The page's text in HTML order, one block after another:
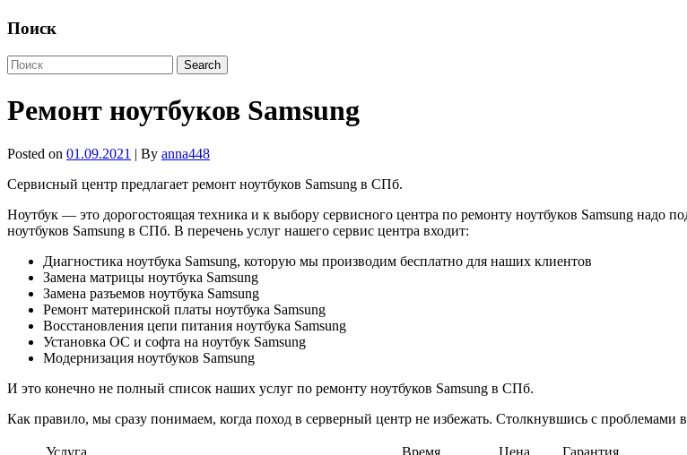
Поиск
Ремонт ноутбуков Samsung
Posted on 01.09.2021 | By anna448
Сервисный центр предлагает ремонт ноутбуков Samsung в СПб.
Ноутбук — это дорогостоящая техника и к выбору сервисного центра по ремонту ноутбуков Samsung надо
ноутбуков Samsung в СПб. В перечень услуг нашего сервис центра входит:
Диагностика ноутбука Samsung, которую мы производим бесплатно для наших клиентов
Замена матрицы ноутбука Samsung
Замена разъемов ноутбука Samsung
Ремонт материнской платы ноутбука Samsung
Восстановления цепи питания ноутбука Samsung
Установка ОС и софта на ноутбук Samsung
Модернизация ноутбуков Samsung
И это конечно не полный список наших услуг по ремонту ноутбуков Samsung в СПб.
Как правило, мы сразу понимаем, когда поход в серверный центр не избежать. Столкнувшись с проблемами
Услуга Время Цена
Гарантия